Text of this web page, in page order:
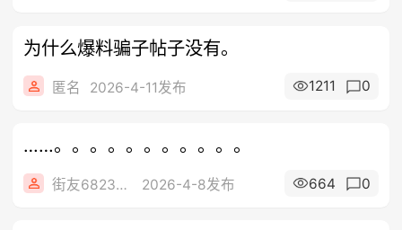
为什么爆料骗子帖子没有。
匿名 2026-4-11发布 1211 0
……。。。。。。。。。。。
街友68234212 2026-4-8发布 664 0